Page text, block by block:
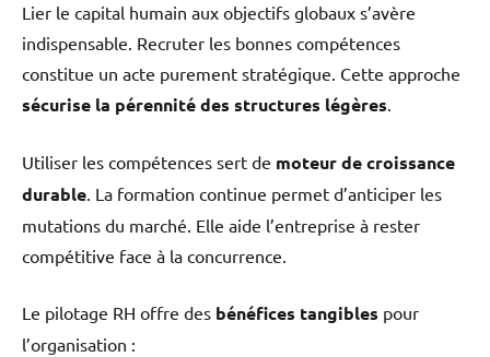
Lier le capital humain aux objectifs globaux s’avère
indispensable. Recruter les bonnes compétences
constitue un acte purement stratégique. Cette approche
sécurise la pérennité des structures légères.
Utiliser les compétences sert de moteur de croissance
durable. La formation continue permet d’anticiper les
mutations du marché. Elle aide l’entreprise à rester
compétitive face à la concurrence.
Le pilotage RH offre des bénéfices tangibles pour
l’organisation :